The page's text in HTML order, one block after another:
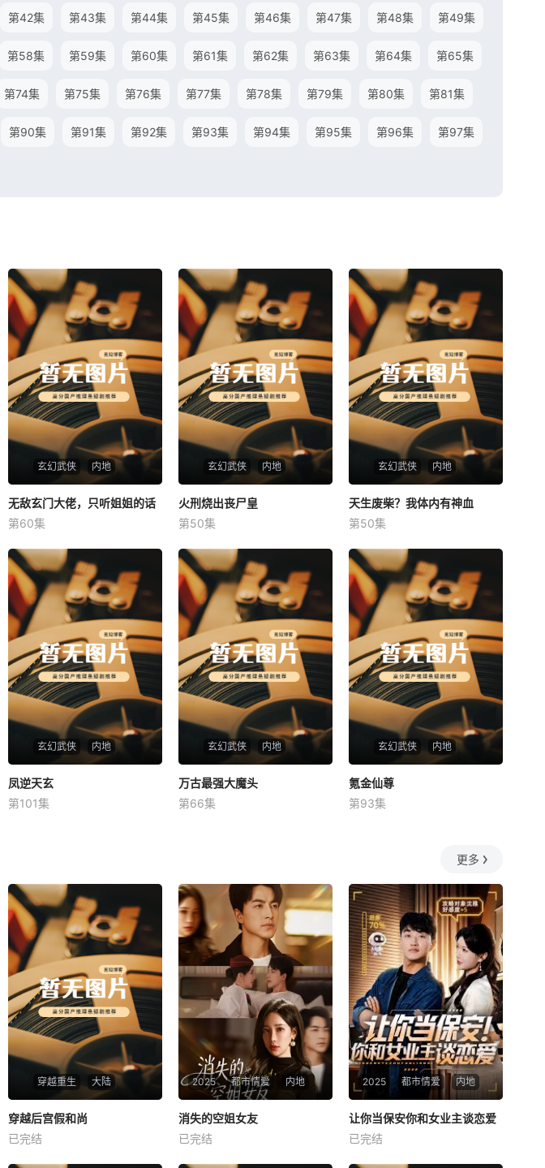
第42集 第43集 第44集 第45集 第46集 第47集 第48集 第49集
第58集 第59集 第60集 第61集 第62集 第63集 第64集 第65集
第74集 第75集 第76集 第77集 第78集 第79集 第80集 第81集
第90集 第91集 第92集 第93集 第94集 第95集 第96集 第97集
玄幻武侠 内地
无敌玄门大佬，只听姐姐的话
未知
无敌玄门大佬，只听姐姐的话
第60集
玄幻武侠 内地
火刑烧出丧尸皇
未知
火刑烧出丧尸皇
第50集
玄幻武侠 内地
未知
天生废柴？我体内有神血
第50集
玄幻武侠 内地
凤逆天玄
未知
凤逆天玄
第101集
玄幻武侠 内地
万古最强大魔头
未知
万古最强大魔头
第66集
玄幻武侠 内地
氪金仙尊
未知
氪金仙尊
第93集
更多
穿越重生 大陆
穿越后宫假和尚
未知
穿越后宫假和尚
已完结
2025 都市情爱 内地
消失的空姐女友
未知
消失的空姐女友
已完结
2025 都市情爱 内地
未知
让你当保安你和女业主谈恋爱
已完结